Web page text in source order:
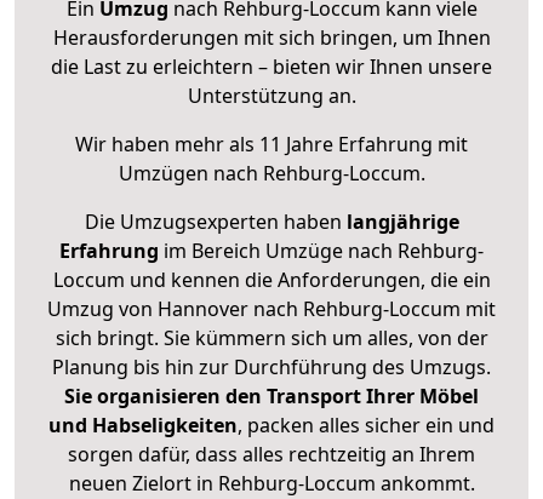
Ein Umzug nach Rehburg-Loccum kann viele
Herausforderungen mit sich bringen, um Ihnen
die Last zu erleichtern – bieten wir Ihnen unsere
Unterstützung an.
Wir haben mehr als 11 Jahre Erfahrung mit
Umzügen nach Rehburg-Loccum.
Die Umzugsexperten haben langjährige
Erfahrung im Bereich Umzüge nach Rehburg-
Loccum und kennen die Anforderungen, die ein
Umzug von Hannover nach Rehburg-Loccum mit
sich bringt. Sie kümmern sich um alles, von der
Planung bis hin zur Durchführung des Umzugs.
Sie organisieren den Transport Ihrer Möbel
und Habseligkeiten, packen alles sicher ein und
sorgen dafür, dass alles rechtzeitig an Ihrem
neuen Zielort in Rehburg-Loccum ankommt.